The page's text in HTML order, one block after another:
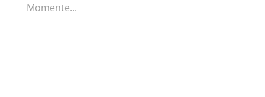
Momente...